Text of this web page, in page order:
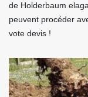
de Holderbaum
peuvent procéder
vote devis !